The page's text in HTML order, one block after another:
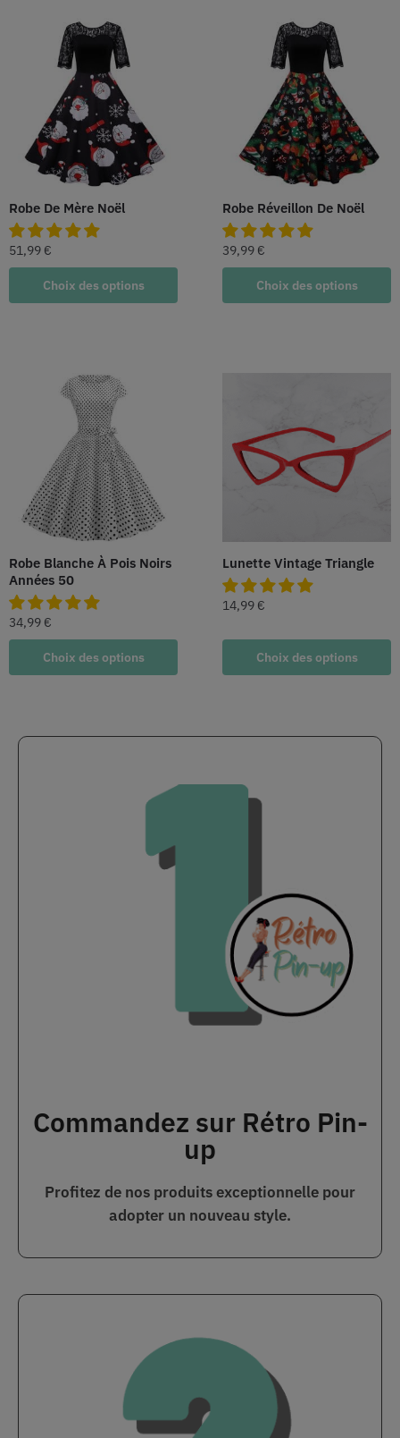
Robe De Mère Noël
51,99 €
Choix des options
Robe Réveillon De Noël
39,99 €
Choix des options
Robe Blanche À Pois Noirs
Années 50
34,99 €
Choix des options
Lunette Vintage Triangle
14,99 €
Choix des options
Commandez sur Rétro Pin-
up
Profitez de nos produits exceptionnelle pour
adopter un nouveau style.